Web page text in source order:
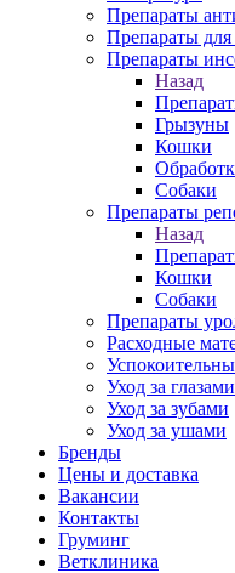
Препараты
Препараты
Препараты
Назад
Грызуны
Кошки
Собаки
Препараты
Назад
Кошки
Собаки
Препараты
Расходные
Уход за глазами
Уход за зубами
Уход за ушами
Бренды
Цены и доставка
Вакансии
Контакты
Груминг
Ветклиника